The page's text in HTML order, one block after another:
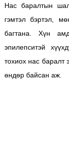
Нас баралтын
гэмтэл бэртэл,
багтана. Хүн
эпилепситэй
тохиох нас баралт
өндөр байсан аж.